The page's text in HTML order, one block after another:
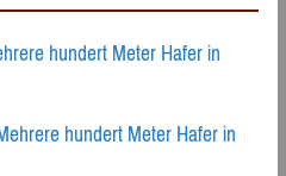
hundert Meter Hafer in
hundert Meter Hafer in